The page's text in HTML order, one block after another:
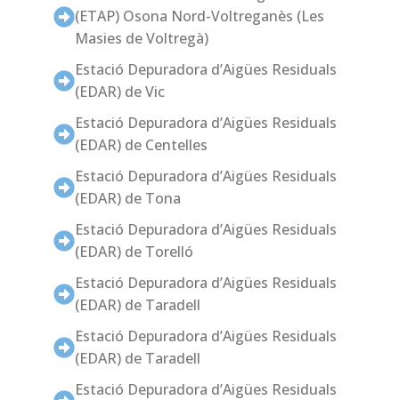
(ETAP) Osona Nord-Voltreganès (Les
Masies de Voltregà)
Estació Depuradora d’Aigües Residuals
(EDAR) de Vic
Estació Depuradora d’Aigües Residuals
(EDAR) de Centelles
Estació Depuradora d’Aigües Residuals
(EDAR) de Tona
Estació Depuradora d’Aigües Residuals
(EDAR) de Torelló
Estació Depuradora d’Aigües Residuals
(EDAR) de Taradell
Estació Depuradora d’Aigües Residuals
(EDAR) de Taradell
Estació Depuradora d’Aigües Residuals